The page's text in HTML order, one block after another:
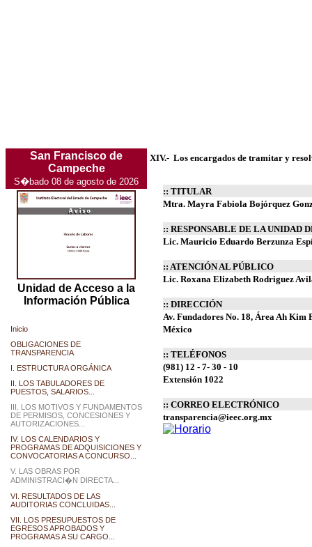
San Francisco de
Campeche
S�bado 08 de agosto de 2026
Unidad de Acceso a la
Información Pública
Inicio
OBLIGACIONES DE
TRANSPARENCIA
I. ESTRUCTURA ORGÁNICA
II. LOS TABULADORES DE
PUESTOS, SALARIOS...
III. LOS MOTIVOS Y FUNDAMENTOS
DE PERMISOS, CONCESIONES Y
AUTORIZACIONES...
IV. LOS CALENDARIOS Y
PROGRAMAS DE ADQUISICIONES Y
CONVOCATORIAS A CONCURSO...
V. LAS OBRAS POR
ADMINISTRACI�N DIRECTA...
VI. RESULTADOS DE LAS
AUDITORIAS CONCLUIDAS...
VII. LOS PRESUPUESTOS DE
EGRESOS APROBADOS Y
PROGRAMAS A SU CARGO...
XIV.- Los encargados de tramitar y
:: TITULAR
Mtra. Mayra Fabiola Bojórquez
:: RESPONSABLE DE LA UNIDAD
Lic. Mauricio Eduardo Berzunza
:: ATENCIÓN AL PÚBLICO
Lic. Roxana Elizabeth Rodriguez
:: DIRECCIÓN
Av. Fundadores No. 18, Área Ah Kim
México
:: TELÉFONOS
(981) 12 - 7- 30 - 10
Extensión 1022
:: CORREO ELECTRÓNICO
transparencia@ieec.org.mx